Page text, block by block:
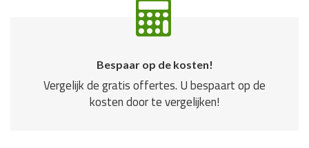
Bespaar op de kosten!
Vergelijk de gratis offertes. U bespaart op de
kosten door te vergelijken!